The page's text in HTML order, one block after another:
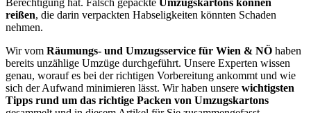
reißen, die darin verpackten Habseligkeiten könnten Schaden
nehmen.
Wir vom Räumungs- und Umzugsservice für Wien & NÖ haben
bereits unzählige Umzüge durchgeführt. Unsere Experten wissen
genau, worauf es bei der richtigen Vorbereitung ankommt und wie
sich der Aufwand minimieren lässt. Wir haben unsere wichtigsten
Tipps rund um das richtige Packen von Umzugskartons